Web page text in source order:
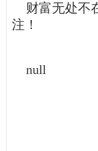
财富无处不
注！
null